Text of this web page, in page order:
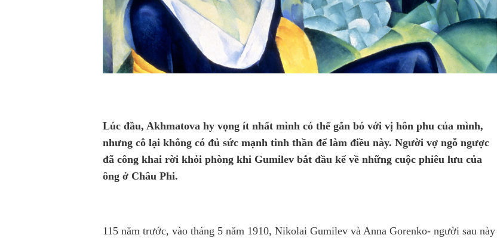
Lúc đầu, Akhmatova hy vọng ít nhất mình có thể gắn bó với vị hôn phu của mình,
nhưng cô lại không có đủ sức mạnh tinh thần để làm điều này. Người vợ ngỗ ngược
đã công khai rời khỏi phòng khi Gumilev bắt đầu kể về những cuộc phiêu lưu của
ông ở Châu Phi.
115 năm trước, vào tháng 5 năm 1910, Nikolai Gumilev và Anna Gorenko- người sau này